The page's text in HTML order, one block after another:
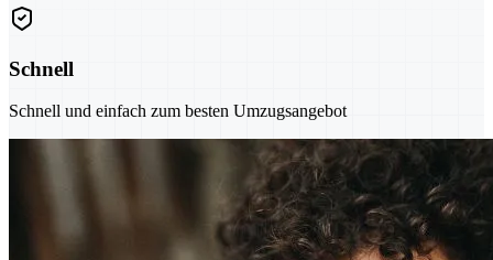
Schnell
Schnell und einfach zum besten Umzugsangebot